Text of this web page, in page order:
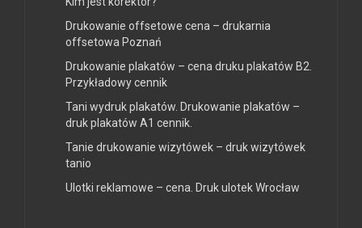
Drukowanie offsetowe cena – drukarnia
offsetowa Poznań
Drukowanie plakatów – cena druku plakatów B2.
Przykładowy cennik
Tani wydruk plakatów. Drukowanie plakatów –
druk plakatów A1 cennik.
Tanie drukowanie wizytówek – druk wizytówek
tanio
Ulotki reklamowe – cena. Druk ulotek Wrocław